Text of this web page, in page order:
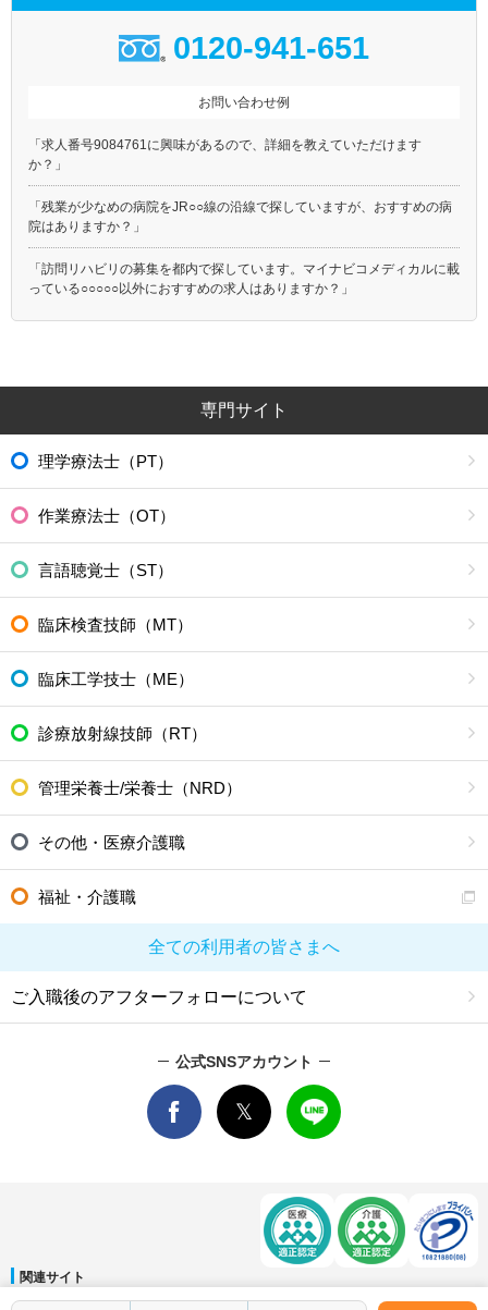
0120-941-651
お問い合わせ例
「求人番号9084761に興味があるので、詳細を教えていただけます
か？」
「残業が少なめの病院をJR○○線の沿線で探していますが、おすすめの病
院はありますか？」
「訪問リハビリの募集を都内で探しています。マイナビコメディカルに載
っている○○○○○以外におすすめの求人はありますか？」
専門サイト
理学療法士（PT）
作業療法士（OT）
言語聴覚士（ST）
臨床検査技師（MT）
臨床工学技士（ME）
診療放射線技師（RT）
管理栄養士/栄養士（NRD）
その他・医療介護職
福祉・介護職
全ての利用者の皆さまへ
ご入職後のアフターフォローについて
公式SNSアカウント
関連サイト
マイナビDOCTOR│マイナビ看護師│マイナビ薬剤師│マイナビ保育士